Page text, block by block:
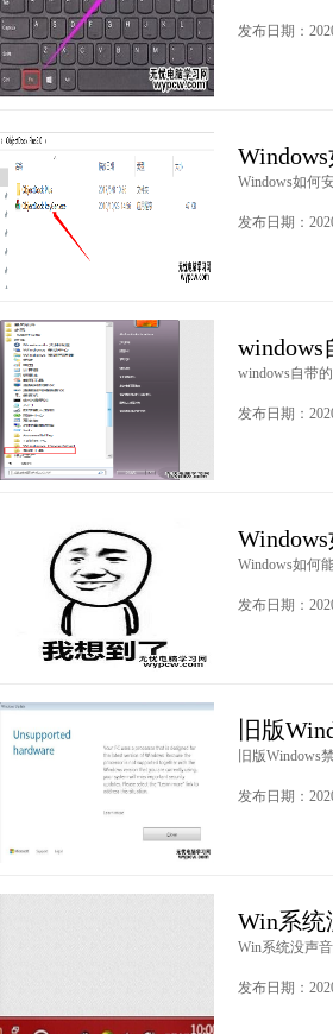
发布日期：
Windows如何
发布日期：
windows
windows自带
发布日期：
Windows如何
发布日期：
旧版
旧版Windows
发布日期：
Win系统
Win系统没声
发布日期：